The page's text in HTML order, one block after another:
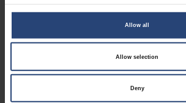
Allow all
Allow selection
Deny